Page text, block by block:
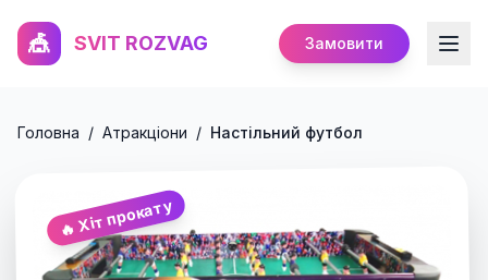
🎪 SVIT ROZVAG Замовити
Головна / Атракціони / Настільний футбол
🔥 Хіт прокату